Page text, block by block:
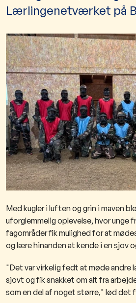
Lærlingenetværket på
Med kugler i luften og grin i maven
uforglemmelig oplevelse, hvor unge
fagområder fik mulighed for at
og lære hinanden at kende i en sjov
"Det var virkelig fedt at møde andre
sjovt og fik snakket om alt fra
som en del af noget større," lød det